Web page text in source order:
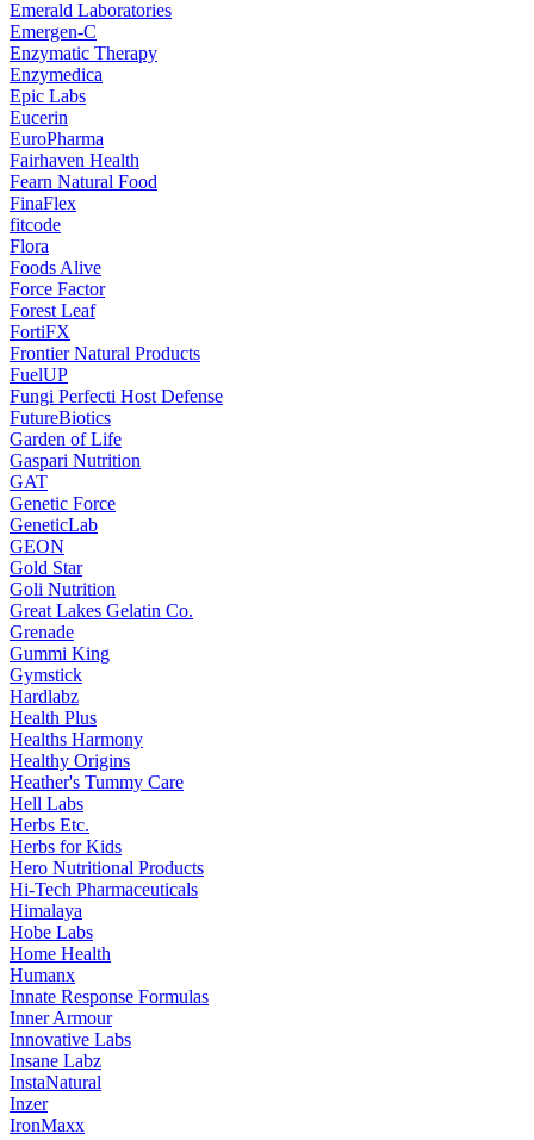
Emerald Laboratories
Emergen-C
Enzymatic Therapy
Enzymedica
Epic Labs
Eucerin
EuroPharma
Fairhaven Health
Fearn Natural Food
FinaFlex
fitcode
Flora
Foods Alive
Force Factor
Forest Leaf
FortiFX
Frontier Natural Products
FuelUP
Fungi Perfecti Host Defense
FutureBiotics
Garden of Life
Gaspari Nutrition
GAT
Genetic Force
GeneticLab
GEON
Gold Star
Goli Nutrition
Great Lakes Gelatin Co.
Grenade
Gummi King
Gymstick
Hardlabz
Health Plus
Healths Harmony
Healthy Origins
Heather's Tummy Care
Hell Labs
Herbs Etc.
Herbs for Kids
Hero Nutritional Products
Hi-Tech Pharmaceuticals
Himalaya
Hobe Labs
Home Health
Humanx
Innate Response Formulas
Inner Armour
Innovative Labs
Insane Labz
InstaNatural
Inzer
IronMaxx